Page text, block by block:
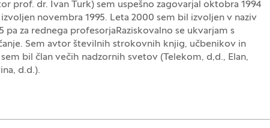
prof. dr. Ivan Turk) sem uspešno zagovarjal oktobra 1994
novembra 1995. Leta 2000 sem bil izvoljen v naziv
za rednega profesorjaRaziskovalno se ukvarjam s
Sem avtor številnih strokovnih knjig, učbenikov in
bil član večih nadzornih svetov (Telekom, d,d., Elan,
d.d.).